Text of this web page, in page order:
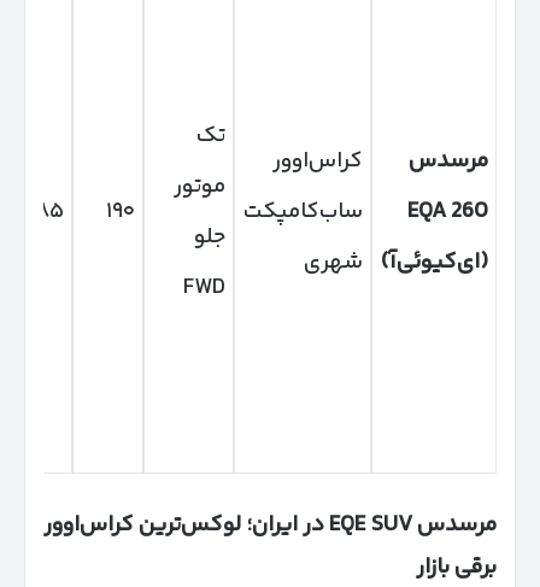
مرسدس
EQA 260
(ای‌کیوئی‌آ)
کراس‌اوور
ساب‌کامپکت
شهری
تک
موتور
جلو
FWD
۱۹۰ ۳۸۵
مرسدسEQE SUV
در ایران؛ لوکس‌ترین کراس‌اوور
برقی بازار